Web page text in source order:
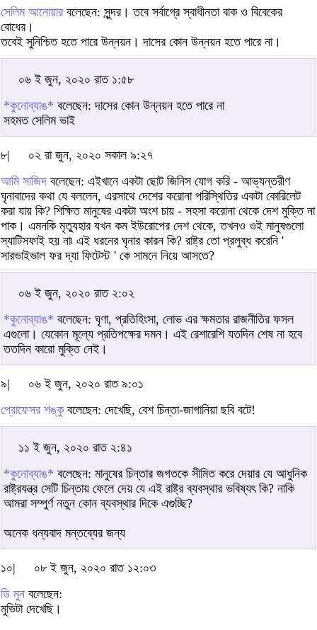
সেলিম আনোয়ার বলেছেন: সুন্দর। তবে সর্বাগ্রে স্বাধীনতা বাক ও বিবেকের
বোধের।
তবেই সুনিশ্চিত হতে পারে উন্নয়ন। দাসের কোন উন্নয়ন হতে পারে না।
০৬ ই জুন, ২০২০ রাত ১:৫৮
*কুনোব্যাঙ* বলেছেন: দাসের কোন উন্নয়ন হতে পারে না
সহমত সেলিম ভাই
৮|
০২ রা জুন, ২০২০ সকাল ৯:২৭
আমি সাজিদ বলেছেন: এইখানে একটা ছোট জিনিস যোগ করি - আভ্যন্তরীণ
ঘৃনাবাদের কথা যে বললেন, এরসাথে দেশের করোনা পরিস্থিতির একটা কোরিলেট
করা যায় কি? শিক্ষিত মানুষের একটা অংশ চায় - সহসা করোনা থেকে দেশ মুক্তি না
পাক। এমনকি মৃত্যুহার যখন কম ইউরোপের দেশ থেকে, তখনও ওই মানুষগুলো
স্যাটিসফাই হয় না৷ এই ধরনের ঘৃনার কারন কি? রাষ্ট্র তো প্রলুব্ধ করেনি '
সারভাইভাল ফর দ্যা ফিটেস্ট ' কে সামনে নিয়ে আসতে?
০৬ ই জুন, ২০২০ রাত ২:০২
*কুনোব্যাঙ* বলেছেন: ঘৃণা, প্রতিহিংসা, লোভ এর ক্ষমতার রাজনীতির ফসল
এগুলো। যেকোন মূল্যে প্রতিপক্ষের দমন। এই রেশারেশি যতদিন শেষ না হবে
ততদিন কারো মুক্তি নেই।
৯|
০৬ ই জুন, ২০২০ রাত ৯:০১
প্রোফেসর শঙ্কুবলেছেন: দেখেছি, বেশ চিন্তা-জাগানিয়া ছবি বটে!
১১ ই জুন, ২০২০ রাত ২:৪১
*কুনোব্যাঙ* বলেছেন: মানুষের চিন্তার জগতকে সীমিত করে দেয়ার যে আধুনিক
রাষ্ট্রযন্ত্র সেটি চিন্তায় ফেলে দেয় যে এই রাষ্ট্র ব্যবস্থার ভবিষ্যৎ কি? নাকি
আমরা সম্পুর্ণ নতুন কোন ব্যবস্থার দিকে এগুচ্ছি?
অনেক ধন্যবাদ মন্তব্যের জন্য
১০|
০৮ ই জুন, ২০২০ রাত ১২:০৩
ডি মুন বলেছেন:
মুভিটা দেখেছি।